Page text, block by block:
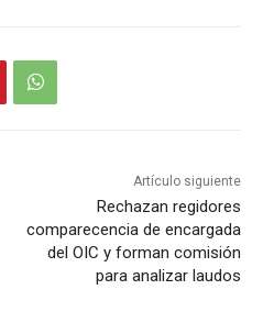
Artículo siguiente
Rechazan regidores
comparecencia de encargada
del OIC y forman comisión
para analizar laudos